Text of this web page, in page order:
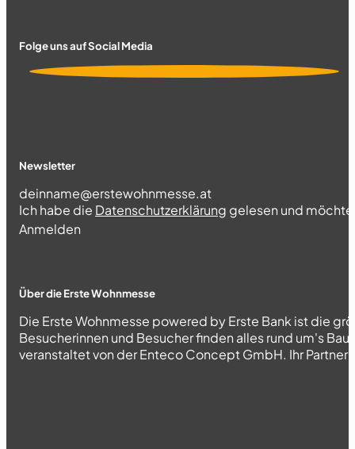
Folge uns auf Social Media
Newsletter
Section
Ich habe die Datenschutzerklärung gelesen und
Abschnitt
Anmelden
Über die Erste Wohnmesse
Die Erste Wohnmesse powered by Erste Bank ist die
Besucherinnen und Besucher finden alles rund um's
veranstaltet von der Enteco Concept GmbH. Ihr Partner